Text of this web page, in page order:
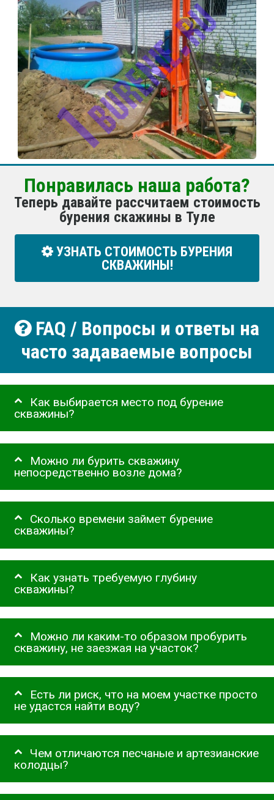
Понравилась наша работа?
Теперь давайте рассчитаем стоимость
бурения скажины в Туле
УЗНАТЬ СТОИМОСТЬ БУРЕНИЯ
СКВАЖИНЫ!
FAQ / Вопросы и ответы на
часто задаваемые вопросы
Как выбирается место под бурение
скважины?
Можно ли бурить скважину
непосредственно возле дома?
Сколько времени займет бурение
скважины?
Как узнать требуемую глубину
скважины?
Можно ли каким-то образом пробурить
скважину, не заезжая на участок?
Есть ли риск, что на моем участке просто
не удастся найти воду?
Чем отличаются песчаные и артезианские
колодцы?